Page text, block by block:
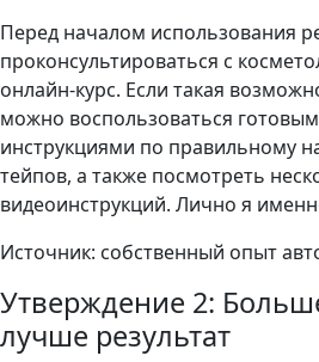
Перед началом использования
проконсультироваться с
онлайн-курс. Если такая
можно воспользоваться
инструкциями по правильному
тейпов, а также посмотреть
видеоинструкций. Лично я
Источник: собственный опыт
Утверждение 2:
лучше результат